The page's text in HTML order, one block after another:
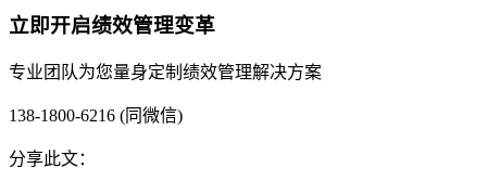
立即开启绩效管理变革
专业团队为您量身定制绩效管理解决方案
138-1800-6216 (同微信)
分享此文：